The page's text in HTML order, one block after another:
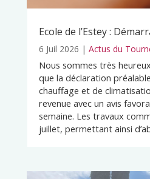
Ecole de l’Estey :
6 Juil 2026 | Actus du
Nous sommes très
que la déclaration
chauffage et de
revenue avec un avis
semaine. Les travaux
juillet, permettant ainsi